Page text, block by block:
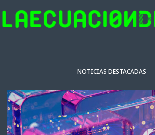
NOTICIAS DESTACADAS